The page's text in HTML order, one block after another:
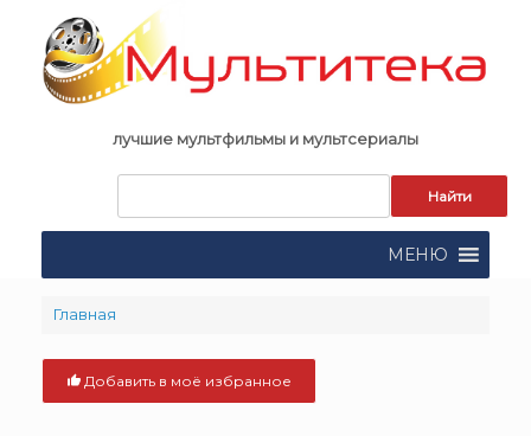
content
лучшие мультфильмы и мультсериалы
поиска:
МЕНЮ
Главная
Добавить в моё избранное